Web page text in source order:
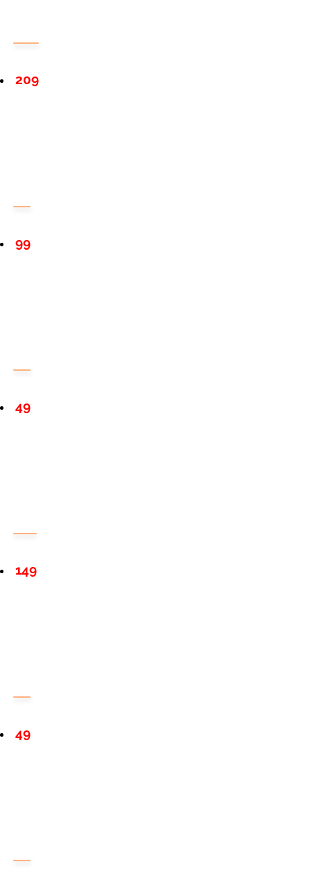
209
99
49
149
49